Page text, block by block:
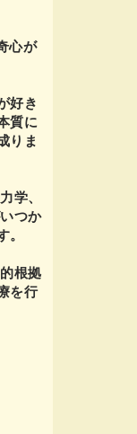
心が
好き
質に
りま
学、
つか
根拠
を行